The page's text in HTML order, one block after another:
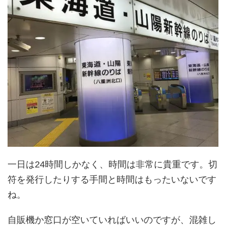
一日は24時間しかなく、時間は非常に貴重です。切
符を発行したりする手間と時間はもったいないです
ね。
自販機か窓口が空いていればいいのですが、混雑し